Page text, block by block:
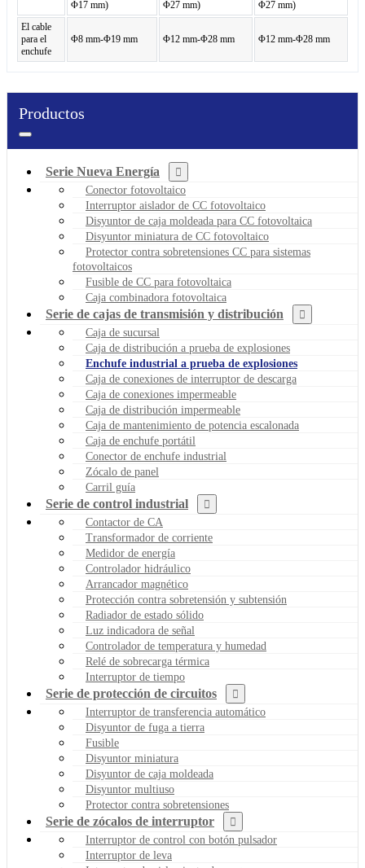
Φ17 mm)
Φ27 mm)
Φ27 mm)
El cable
para el
enchufe
Φ8 mm-Φ19 mm Φ12 mm-Φ28 mm Φ12 mm-Φ28 mm
Productos
Serie Nueva Energía
Conector fotovoltaico
Interruptor aislador de CC fotovoltaico
Disyuntor de caja moldeada para CC fotovoltaica
Disyuntor miniatura de CC fotovoltaico
Protector contra sobretensiones CC para sistemas
fotovoltaicos
Fusible de CC para fotovoltaica
Caja combinadora fotovoltaica
Serie de cajas de transmisión y distribución
Caja de sucursal
Caja de distribución a prueba de explosiones
Enchufe industrial a prueba de explosiones
Caja de conexiones de interruptor de descarga
Caja de conexiones impermeable
Caja de distribución impermeable
Caja de mantenimiento de potencia escalonada
Caja de enchufe portátil
Conector de enchufe industrial
Zócalo de panel
Carril guía
Serie de control industrial
Contactor de CA
Transformador de corriente
Medidor de energía
Controlador hidráulico
Arrancador magnético
Protección contra sobretensión y subtensión
Radiador de estado sólido
Luz indicadora de señal
Controlador de temperatura y humedad
Relé de sobrecarga térmica
Interruptor de tiempo
Serie de protección de circuitos
Interruptor de transferencia automático
Disyuntor de fuga a tierra
Fusible
Disyuntor miniatura
Disyuntor de caja moldeada
Disyuntor multiuso
Protector contra sobretensiones
Serie de zócalos de interruptor
Interruptor de control con botón pulsador
Interruptor de leva